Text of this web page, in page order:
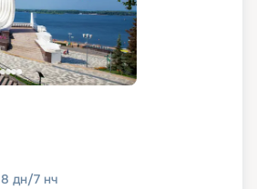
8 дн/7 нч